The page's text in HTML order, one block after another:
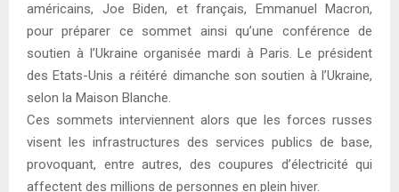
américains, Joe Biden, et français, Emmanuel Macron,
pour préparer ce sommet ainsi qu’une conférence de
soutien à l’Ukraine organisée mardi à Paris. Le président
des Etats-Unis a réitéré dimanche son soutien à l’Ukraine,
selon la Maison Blanche.
Ces sommets interviennent alors que les forces russes
visent les infrastructures des services publics de base,
provoquant, entre autres, des coupures d’électricité qui
affectent des millions de personnes en plein hiver.